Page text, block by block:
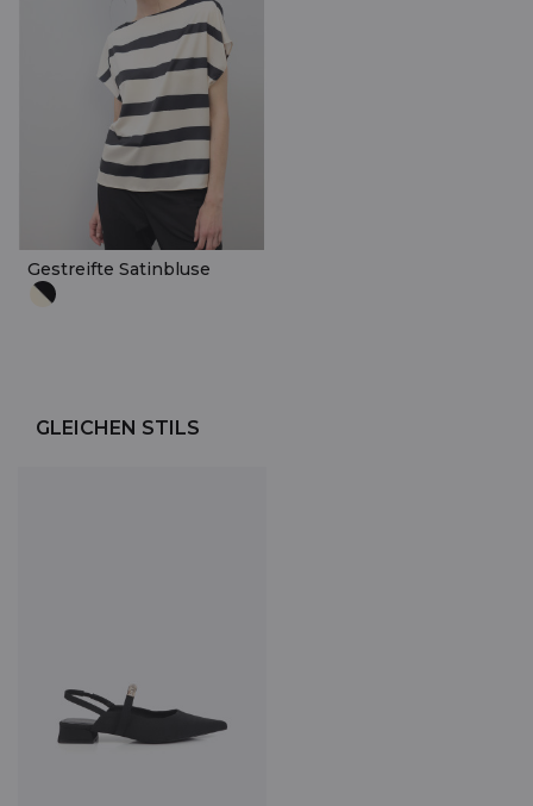
Gestreifte Satinbluse
GLEICHEN STILS